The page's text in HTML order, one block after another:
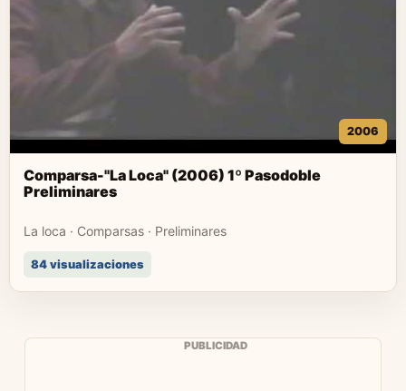
2006
Comparsa-"La Loca" (2006) 1º Pasodoble
Preliminares
La loca · Comparsas · Preliminares
84 visualizaciones
PUBLICIDAD